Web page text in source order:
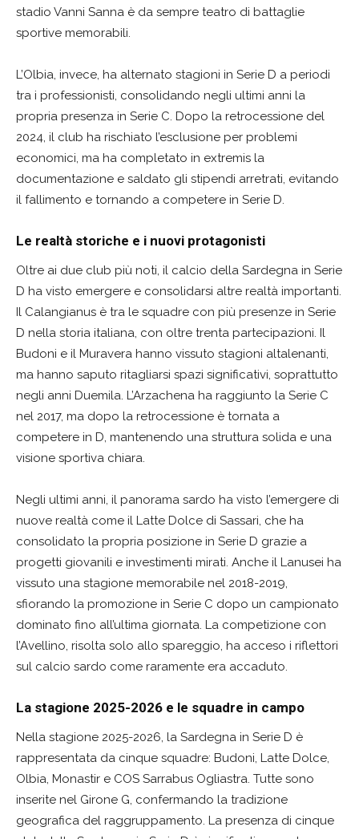
stadio Vanni Sanna è da sempre teatro di battaglie
sportive memorabili.
L’Olbia, invece, ha alternato stagioni in Serie D a periodi
tra i professionisti, consolidando negli ultimi anni la
propria presenza in Serie C. Dopo la retrocessione del
2024, il club ha rischiato l’esclusione per problemi
economici, ma ha completato in extremis la
documentazione e saldato gli stipendi arretrati, evitando
il fallimento e tornando a competere in Serie D.
Le realtà storiche e i nuovi protagonisti
Oltre ai due club più noti, il calcio della Sardegna in Serie
D ha visto emergere e consolidarsi altre realtà importanti.
Il Calangianus è tra le squadre con più presenze in Serie
D nella storia italiana, con oltre trenta partecipazioni. Il
Budoni e il Muravera hanno vissuto stagioni altalenanti,
ma hanno saputo ritagliarsi spazi significativi, soprattutto
negli anni Duemila. L’Arzachena ha raggiunto la Serie C
nel 2017, ma dopo la retrocessione è tornata a
competere in D, mantenendo una struttura solida e una
visione sportiva chiara.
Negli ultimi anni, il panorama sardo ha visto l’emergere di
nuove realtà come il Latte Dolce di Sassari, che ha
consolidato la propria posizione in Serie D grazie a
progetti giovanili e investimenti mirati. Anche il Lanusei ha
vissuto una stagione memorabile nel 2018-2019,
sfiorando la promozione in Serie C dopo un campionato
dominato fino all’ultima giornata. La competizione con
l’Avellino, risolta solo allo spareggio, ha acceso i riflettori
sul calcio sardo come raramente era accaduto.
La stagione 2025-2026 e le squadre in campo
Nella stagione 2025-2026, la Sardegna in Serie D è
rappresentata da cinque squadre: Budoni, Latte Dolce,
Olbia, Monastir e COS Sarrabus Ogliastra. Tutte sono
inserite nel Girone G, confermando la tradizione
geografica del raggruppamento. La presenza di cinque